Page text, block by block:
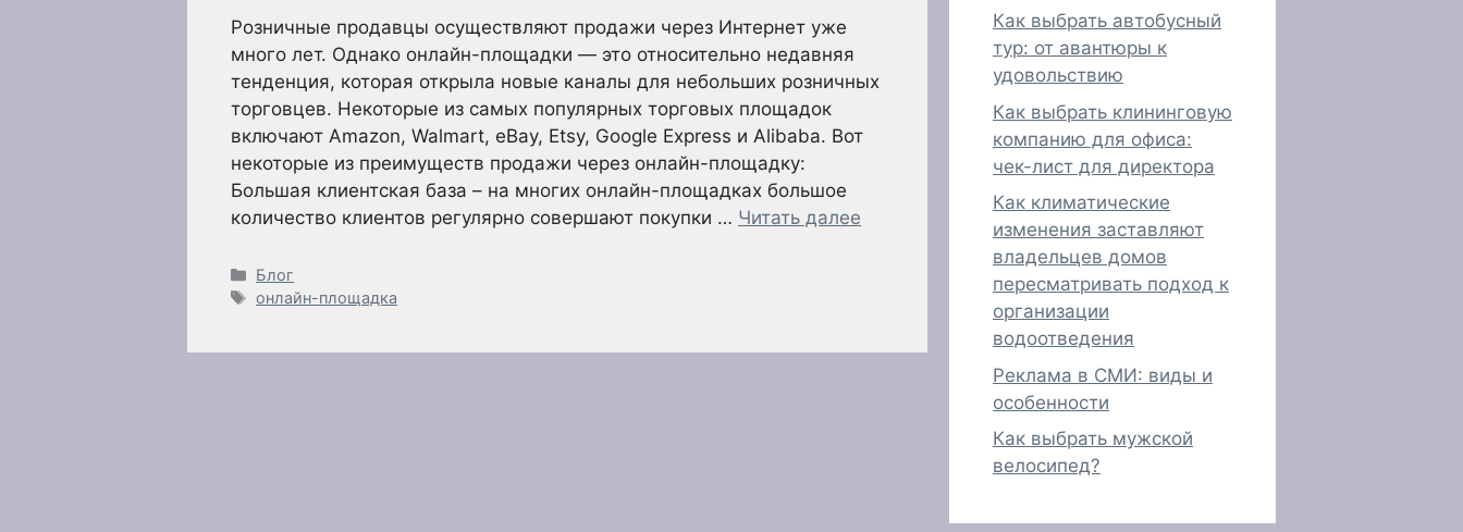
Розничные продавцы осуществляют продажи через Интернет уже
много лет. Однако онлайн-площадки — это относительно недавняя
тенденция, которая открыла новые каналы для небольших розничных
торговцев. Некоторые из самых популярных торговых площадок
включают Amazon, Walmart, eBay, Etsy, Google Express и Alibaba. Вот
некоторые из преимуществ продажи через онлайн-площадку:
Большая клиентская база – на многих онлайн-площадках большое
количество клиентов регулярно совершают покупки … Читать далее
Рубрики
Блог
Метки
онлайн-площадка
Как выбрать автобусный
тур: от авантюры к
удовольствию
Как выбрать клининговую
компанию для офиса:
чек-лист для директора
Как климатические
изменения заставляют
владельцев домов
пересматривать подход к
организации
водоотведения
Реклама в СМИ: виды и
особенности
Как выбрать мужской
велосипед?